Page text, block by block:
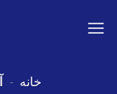
خانه -